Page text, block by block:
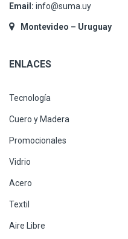
Email: info@suma.uy
Montevideo – Uruguay
ENLACES
Tecnología
Cuero y Madera
Promocionales
Vidrio
Acero
Textil
Aire Libre